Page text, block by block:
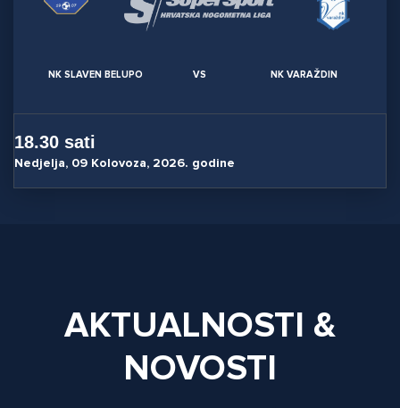
NK SLAVEN BELUPO VS NK VARAŽDIN
18.30 sati
Nedjelja, 09 Kolovoza, 2026. godine
AKTUALNOSTI &
NOVOSTI